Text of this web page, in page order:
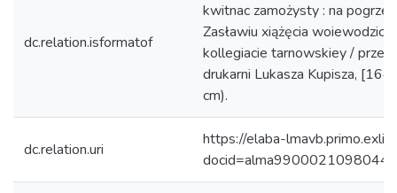
dc.relation.isformatof
kwitnac zamożysty : na
Zasławiu xiążęcia
kollegiacie tarnowskiey / przez
drukarni Lukasza Kupisza,
cm).
dc.relation.uri
https://elaba-